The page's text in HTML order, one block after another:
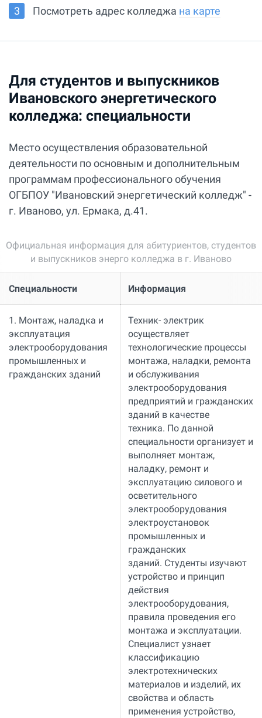
Посмотреть адрес колледжа на карте
Для студентов и выпускников
Ивановского энергетического
колледжа: специальности
Место осуществления образовательной
деятельности по основным и дополнительным
программам профессионального обучения
ОГБПОУ "Ивановский энергетический колледж" -
г. Иваново, ул. Ермака, д.41.
Официальная информация для абитуриентов, студентов
и выпускников энерго колледжа в г. Иваново
Специальности Информация
1. Монтаж, наладка и
эксплуатация
электрооборудования
промышленных и
гражданских зданий
Техник- электрик
осуществляет
технологические процессы
монтажа, наладки, ремонта
и обслуживания
электрооборудования
предприятий и гражданских
зданий в качестве
техника. По данной
специальности организует и
выполняет монтаж,
наладку, ремонт и
эксплуатацию силового и
осветительного
электрооборудования
электроустановок
промышленных и
гражданских
зданий. Студенты изучают
устройство и принцип
действия
электрооборудования,
правила проведения его
монтажа и эксплуатации.
Специалист узнает
классификацию
электротехнических
материалов и изделий, их
свойства и область
применения устройство,